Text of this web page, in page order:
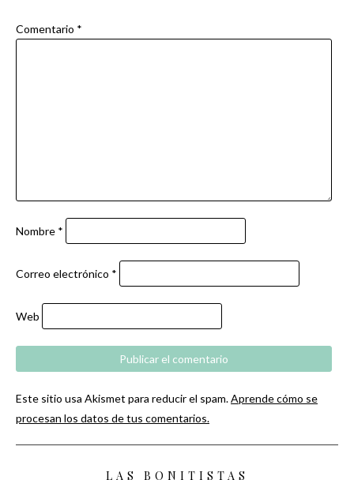
Comentario *
Nombre *
Correo electrónico *
Web
Este sitio usa Akismet para reducir el spam.Aprende cómo se
procesan los datos de tus comentarios.
LAS BONITISTAS